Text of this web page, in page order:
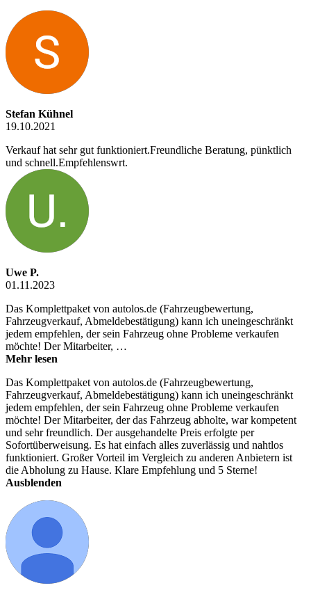
Stefan Kühnel
19.10.2021
Verkauf hat sehr gut funktioniert.Freundliche Beratung, pünktlich
und schnell.Empfehlenswrt.
Uwe P.
01.11.2023
Das Komplettpaket von autolos.de (Fahrzeugbewertung,
Fahrzeugverkauf, Abmeldebestätigung) kann ich uneingeschränkt
jedem empfehlen, der sein Fahrzeug ohne Probleme verkaufen
möchte! Der Mitarbeiter, …
Mehr lesen
Das Komplettpaket von autolos.de (Fahrzeugbewertung,
Fahrzeugverkauf, Abmeldebestätigung) kann ich uneingeschränkt
jedem empfehlen, der sein Fahrzeug ohne Probleme verkaufen
möchte! Der Mitarbeiter, der das Fahrzeug abholte, war kompetent
und sehr freundlich. Der ausgehandelte Preis erfolgte per
Sofortüberweisung. Es hat einfach alles zuverlässig und nahtlos
funktioniert. Großer Vorteil im Vergleich zu anderen Anbietern ist
die Abholung zu Hause. Klare Empfehlung und 5 Sterne!
Ausblenden